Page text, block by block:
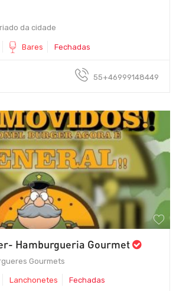
da cidade
Bares Fechadas
55+46999148449
Hamburgueria Gourmet
Gourmets
Lanchonetes Fechadas